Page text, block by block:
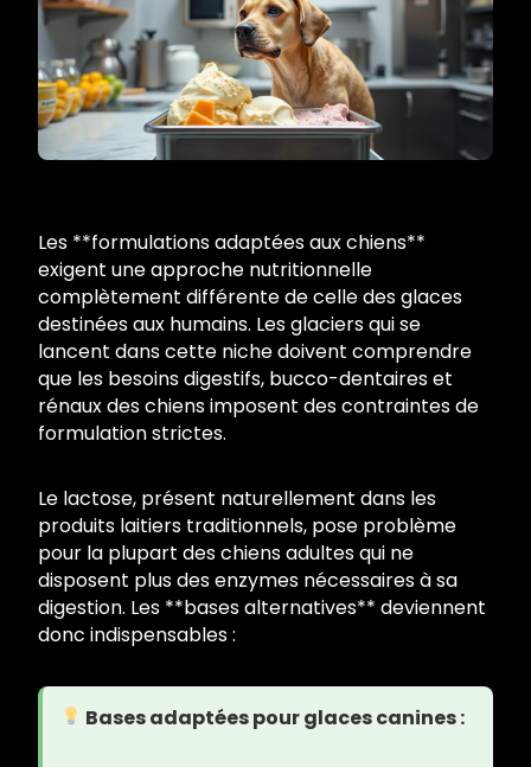
Les **formulations adaptées aux chiens**
exigent une approche nutritionnelle
complètement différente de celle des glaces
destinées aux humains. Les glaciers qui se
lancent dans cette niche doivent comprendre
que les besoins digestifs, bucco-dentaires et
rénaux des chiens imposent des contraintes de
formulation strictes.
Le lactose, présent naturellement dans les
produits laitiers traditionnels, pose problème
pour la plupart des chiens adultes qui ne
disposent plus des enzymes nécessaires à sa
digestion. Les **bases alternatives** deviennent
donc indispensables :
Bases adaptées pour glaces canines :